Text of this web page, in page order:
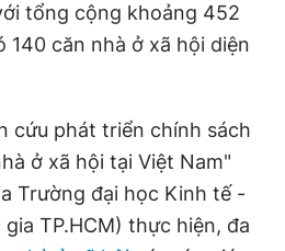
tổng cộng khoảng 452
140 căn nhà ở xã hội diện
cứu phát triển chính sách
ở xã hội tại Việt Nam"
Trường đại học Kinh tế -
TP.HCM) thực hiện, đa